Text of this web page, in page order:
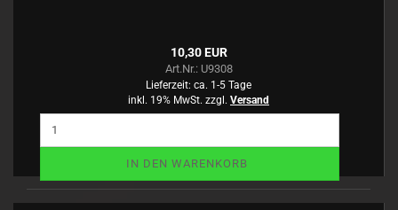
10,30 EUR
Art.Nr.: U9308
Lieferzeit: ca. 1-5 Tage
inkl. 19% MwSt. zzgl. Versand
IN DEN WARENKORB